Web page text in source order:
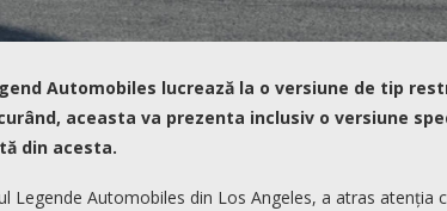
Automobiles lucrează la o versiune de tip
aceasta va prezenta inclusiv o versiune
din acesta.
Legende Automobiles din Los Angeles, a atras atenția